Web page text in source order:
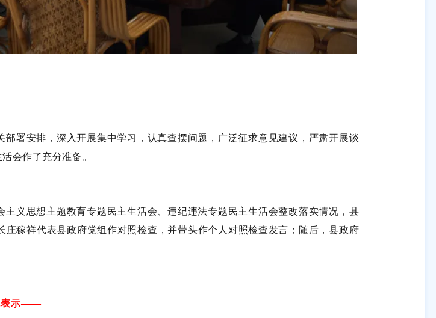
安排，深入开展集中学习，认真查摆问题，广泛征求意见建议，严肃开展谈
会作了充分准备。
思想主题教育专题民主生活会、违纪违法专题民主生活会整改落实情况，县
稼祥代表县政府党组作对照检查，并带头作个人对照检查发言；随后，县政府
表示——